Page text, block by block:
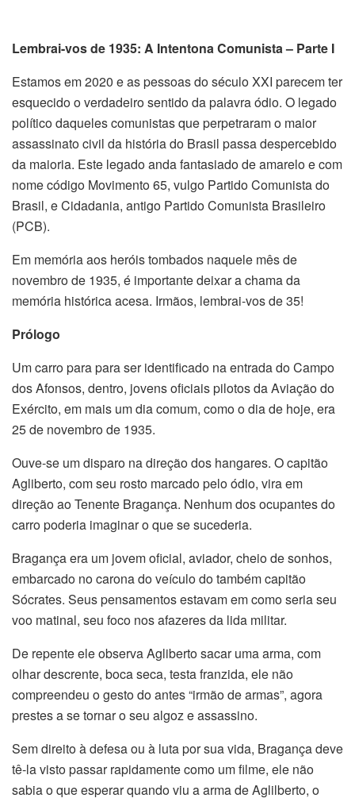
Lembrai-vos de 1935: A Intentona Comunista – Parte I
Estamos em 2020 e as pessoas do século XXI parecem ter
esquecido o verdadeiro sentido da palavra ódio. O legado
político daqueles comunistas que perpetraram o maior
assassinato civil da história do Brasil passa despercebido
da maioria. Este legado anda fantasiado de amarelo e com
nome código Movimento 65, vulgo Partido Comunista do
Brasil, e Cidadania, antigo Partido Comunista Brasileiro
(PCB).
Em memória aos heróis tombados naquele mês de
novembro de 1935, é importante deixar a chama da
memória histórica acesa. Irmãos, lembrai-vos de 35!
Prólogo
Um carro para para ser identificado na entrada do Campo
dos Afonsos, dentro, jovens oficiais pilotos da Aviação do
Exército, em mais um dia comum, como o dia de hoje, era
25 de novembro de 1935.
Ouve-se um disparo na direção dos hangares. O capitão
Agliberto, com seu rosto marcado pelo ódio, vira em
direção ao Tenente Bragança. Nenhum dos ocupantes do
carro poderia imaginar o que se sucederia.
Bragança era um jovem oficial, aviador, cheio de sonhos,
embarcado no carona do veículo do também capitão
Sócrates. Seus pensamentos estavam em como seria seu
voo matinal, seu foco nos afazeres da lida militar.
De repente ele observa Agliberto sacar uma arma, com
olhar descrente, boca seca, testa franzida, ele não
compreendeu o gesto do antes “irmão de armas”, agora
prestes a se tornar o seu algoz e assassino.
Sem direito à defesa ou à luta por sua vida, Bragança deve
tê-la visto passar rapidamente como um filme, ele não
sabia o que esperar quando viu a arma de Aglilberto, o